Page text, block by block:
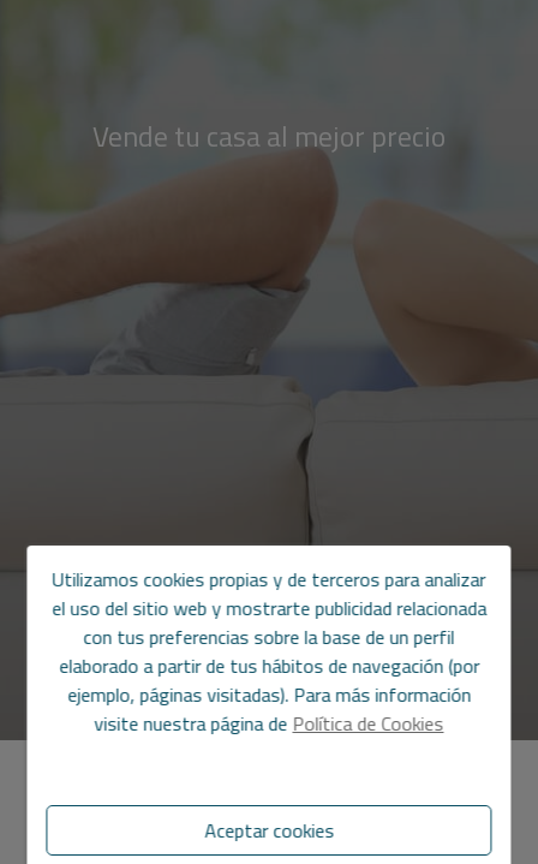
Vende tu casa al mejor precio
Descubre el precio de tu vivienda
Utilizamos cookies propias y de terceros para analizar
el uso del sitio web y mostrarte publicidad relacionada
con tus preferencias sobre la base de un perfil
elaborado a partir de tus hábitos de navegación (por
ejemplo, páginas visitadas). Para más información
visite nuestra página de Política de Cookies
Aceptar cookies